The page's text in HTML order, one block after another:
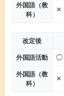
外国語（教
科）
✕
改定後
外国語活動 ◯
外国語（教
科）
✕